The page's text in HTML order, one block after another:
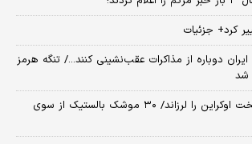
کرد+ جزئیات
ایران دوباره از مذاکرات عقب‌نشینی کنند.../ تنگه هرمز
شد
انفجارهای شدید پایتخت اوکراین را لرزاند/ ۳۰ موشک بالستیک از سوی